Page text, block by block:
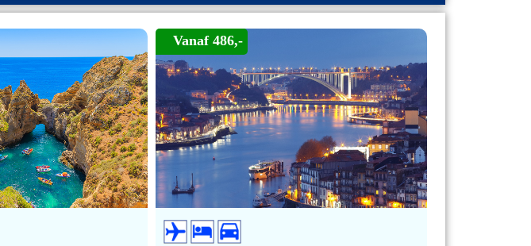
Vanaf 486,-